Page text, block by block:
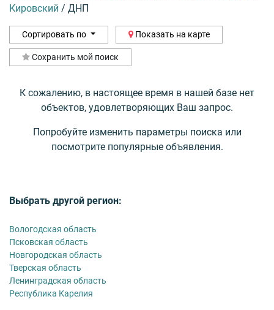
Кировский / ДНП
Сортировать по Показать на карте
Сохранить мой поиск
К сожалению, в настоящее время в нашей базе нет
объектов, удовлетворяющих Ваш запрос.
Попробуйте изменить параметры поиска или
посмотрите популярные объявления.
Выбрать другой регион:
Вологодская область
Псковская область
Новгородская область
Тверская область
Ленинградская область
Республика Карелия